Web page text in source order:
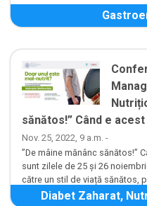
sănătos!” Când e acest
Nov. 25, 2022, 9 a.m. -
”De mâine mănânc sănătos!”
sunt zilele de 25 și 26
către un stil de viață sănătos,
adev...Diabet Zaharat,